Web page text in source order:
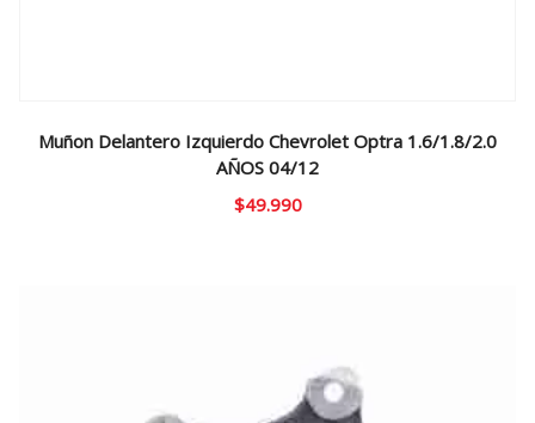
Muñon Delantero Izquierdo Chevrolet Optra 1.6/1.8/2.0
AÑOS 04/12
$49.990